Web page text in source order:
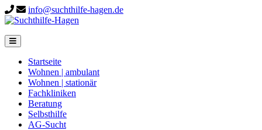
info@suchthilfe-hagen.de
Startseite
Wohnen | ambulant
Wohnen | stationär
Fachkliniken
Beratung
Selbsthilfe
AG-Sucht